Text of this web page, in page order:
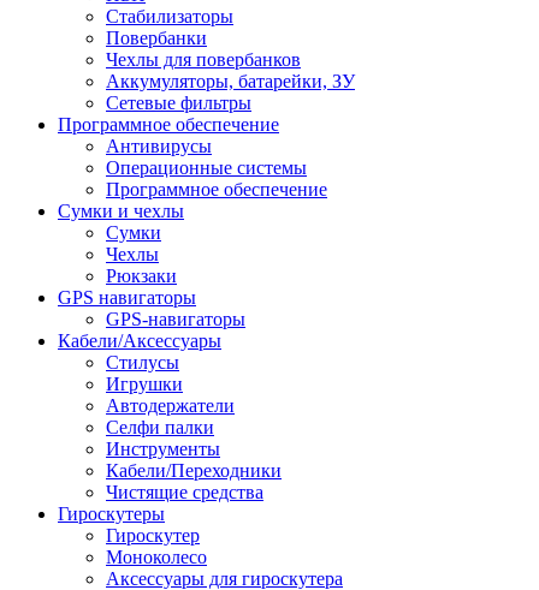
Стабилизаторы
Повербанки
Чехлы для повербанков
Аккумуляторы, батарейки, ЗУ
Сетевые фильтры
Программное обеспечение
Антивирусы
Операционные системы
Программное обеспечение
Сумки и чехлы
Сумки
Чехлы
Рюкзаки
GPS навигаторы
GPS-навигаторы
Кабели/Аксессуары
Стилусы
Игрушки
Автодержатели
Селфи палки
Инструменты
Кабели/Переходники
Чистящие средства
Гироскутеры
Гироскутер
Моноколесо
Аксессуары для гироскутера